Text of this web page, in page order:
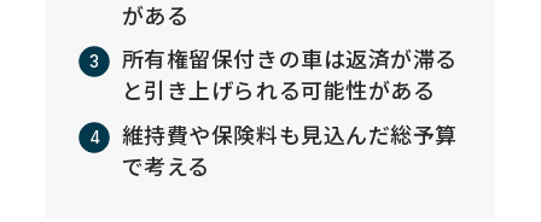
がある
所有権留保付きの車は返済が滞る
と引き上げられる可能性がある
維持費や保険料も見込んだ総予算
で考える